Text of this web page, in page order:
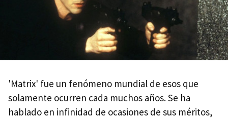
'Matrix' fue un fenómeno mundial de esos que
solamente ocurren cada muchos años. Se ha
hablado en infinidad de ocasiones de sus méritos,